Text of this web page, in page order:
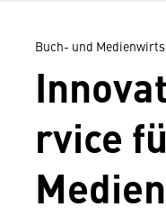
Buch- und
rvice